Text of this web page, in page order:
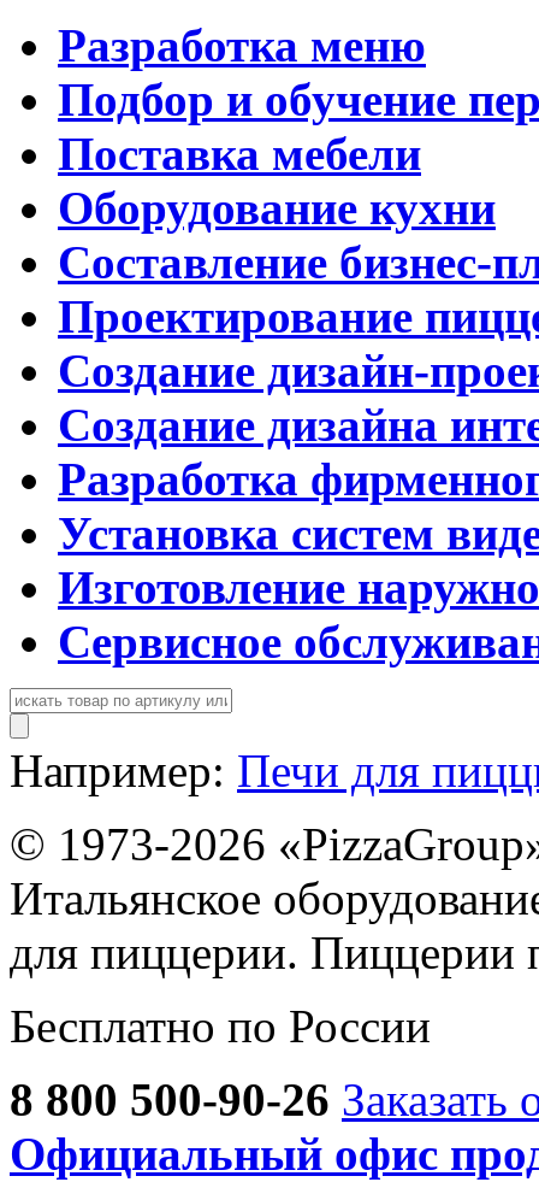
Разработка меню
Подбор и обучение
Поставка мебели
Оборудование кухни
Составление бизнес-
Проектирование
Создание дизайн-
Создание дизайна
Разработка
Установка систем
Изготовление
Сервисное
Например: Печи для
© 1973-2026
Итальянское
для пиццерии. Пиццерии
Бесплатно по России
8 800 500-90-26 Заказать
Официальный офис